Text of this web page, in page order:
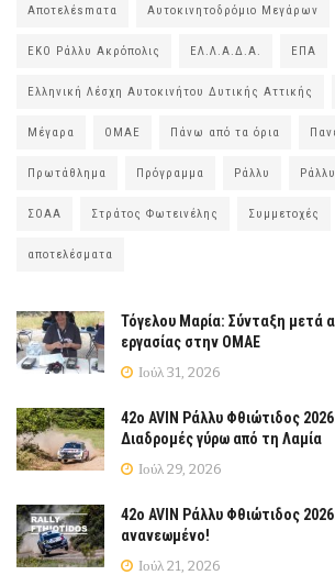
Αποτελέsmατα Αυτοκινητοδρόμιο Μεγάρων
ΕΚΟ Ράλλυ Ακρόπολις ΕΛ.Λ.Α.Δ.Α. ΕΠΑ
Ελληνική Λέσχη Αυτοκινήτου Δυτικής Αττικής
Μέγαρα ΟΜΑΕ Πάνω από τα όρια
Πρωτάθλημα Πρόγραμμα Ράλλυ
ΣΟΑΑ Στράτος Φωτεινέλης Συμμετοχές
αποτελέσματα
Τόγελου Μαρία: Σύνταξη μετά
εργασίας στην ΟΜΑΕ
Ιούλ 31, 2026
42ο AVIN Ράλλυ Φθιώτιδος
Διαδρομές γύρω από τη Λαμία
Ιούλ 29, 2026
42ο AVIN Ράλλυ Φθιώτιδος
ανανεωμένο!
Ιούλ 21, 2026